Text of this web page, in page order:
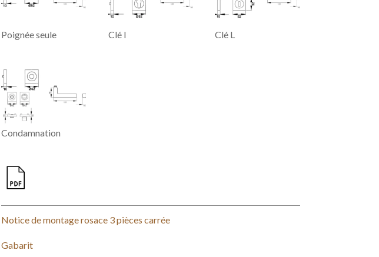
t
Poignée seule Clé I Clé L
Condamnation
Notice de montage rosace 3 pièces carrée
Gabarit